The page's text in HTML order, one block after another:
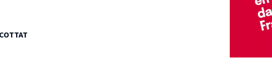
tout faire avec l’absence l’un de l’autre. Faire avec un
dans les histoires qui vont suivre, jusqu’à les
sa vie quand les visages qui se succèdent ont les